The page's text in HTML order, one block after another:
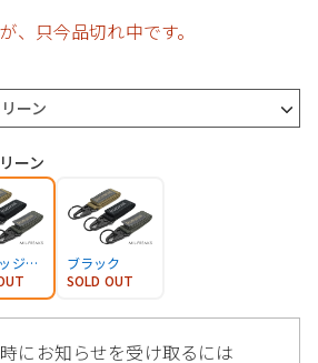
、只今品切れ中です。
ーン
ーン
フォリッジグリーン
ブラック
SOLD OUT
にお知らせを受け取るには